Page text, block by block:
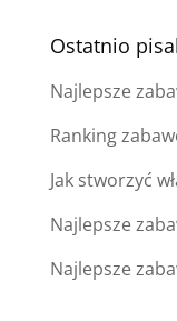
Ostatnio
Najlepsze
Ranking
Jak stworzyć
Najlepsze
Najlepsze